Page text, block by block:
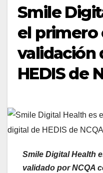
Smile
el primero
validación
HEDIS de
Smile Digital Health
validado por NCQA